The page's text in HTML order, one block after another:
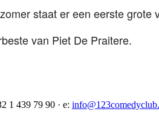
staat er een eerste grote
van Piet De Praitere.
1 439 79 90 · e: